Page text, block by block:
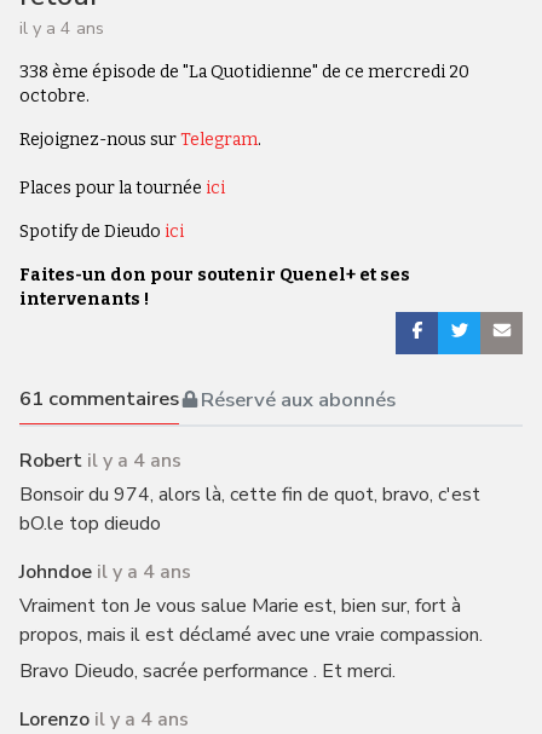
il y a 4 ans
338 ème épisode de "La Quotidienne" de ce mercredi 20
octobre.
Rejoignez-nous surTelegram.
Places pour la tournée ici
Spotify de Dieudo ici
Faites-un don pour soutenir Quenel+ et ses
intervenants !
61 commentaires Réservé aux abonnés
Robert il y a 4 ans
Bonsoir du 974, alors là, cette fin de quot, bravo, c'est
bO.le top dieudo
Johndoe il y a 4 ans
Vraiment ton Je vous salue Marie est, bien sur, fort à
propos, mais il est déclamé avec une vraie compassion.
Bravo Dieudo, sacrée performance . Et merci.
Lorenzo il y a 4 ans